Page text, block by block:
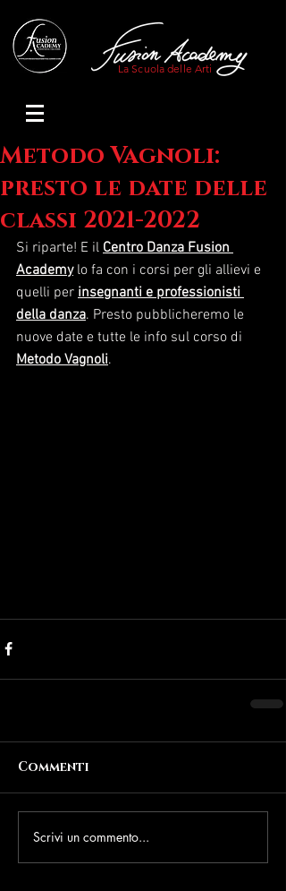
La Scuola delle Arti
Metodo Vagnoli:
presto le date delle
classi 2021-2022
Si riparte! E il Centro Danza Fusion
Academy lo fa con i corsi per gli allievi e
quelli per insegnanti e professionisti
della danza. Presto pubblicheremo le
nuove date e tutte le info sul corso di
Metodo Vagnoli.
Commenti
Scrivi un commento...